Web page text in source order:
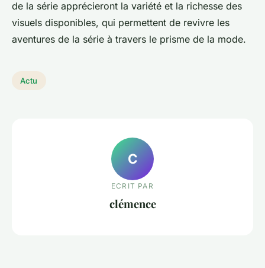
de la série apprécieront la variété et la richesse des
visuels disponibles, qui permettent de revivre les
aventures de la série à travers le prisme de la mode.
Actu
C
ECRIT PAR
clémence